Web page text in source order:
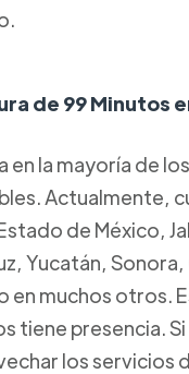
de 99 Minutos
la mayoría de
Actualmente,
de México,
Yucatán, Sonora,
en muchos otros.
tiene presencia.
los servicios